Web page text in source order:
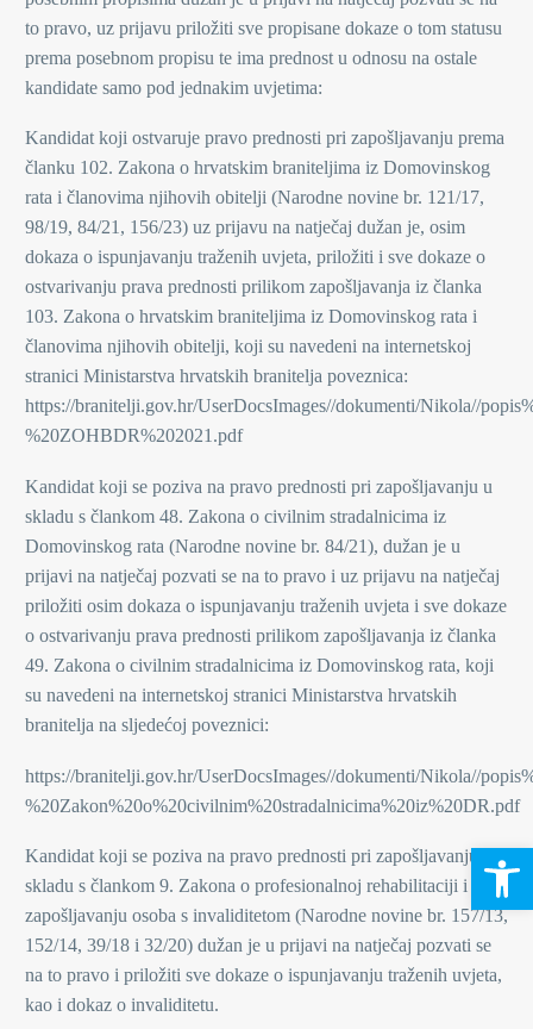
to pravo, uz prijavu priložiti sve propisane dokaze o tom statusu
prema posebnom propisu te ima prednost u odnosu na ostale
kandidate samo pod jednakim uvjetima:
Kandidat koji ostvaruje pravo prednosti pri zapošljavanju prema
članku 102. Zakona o hrvatskim braniteljima iz Domovinskog
rata i članovima njihovih obitelji (Narodne novine br. 121/17,
98/19, 84/21, 156/23) uz prijavu na natječaj dužan je, osim
dokaza o ispunjavanju traženih uvjeta, priložiti i sve dokaze o
ostvarivanju prava prednosti prilikom zapošljavanja iz članka
103. Zakona o hrvatskim braniteljima iz Domovinskog rata i
članovima njihovih obitelji, koji su navedeni na internetskoj
stranici Ministarstva hrvatskih branitelja poveznica:
https://branitelji.gov.hr/UserDocsImages//dokumenti/Nikola//
%20ZOHBDR%202021.pdf
Kandidat koji se poziva na pravo prednosti pri zapošljavanju u
skladu s člankom 48. Zakona o civilnim stradalnicima iz
Domovinskog rata (Narodne novine br. 84/21), dužan je u
prijavi na natječaj pozvati se na to pravo i uz prijavu na natječaj
priložiti osim dokaza o ispunjavanju traženih uvjeta i sve dokaze
o ostvarivanju prava prednosti prilikom zapošljavanja iz članka
49. Zakona o civilnim stradalnicima iz Domovinskog rata, koji
su navedeni na internetskoj stranici Ministarstva hrvatskih
branitelja na sljedećoj poveznici:
https://branitelji.gov.hr/UserDocsImages//dokumenti/Nikola//
%20Zakon%20o%20civilnim%20stradalnicima%20iz%20DR.pdf
Kandidat koji se poziva na pravo prednosti pri zapošljavanju u
skladu s člankom 9. Zakona o profesionalnoj rehabilitaciji i
zapošljavanju osoba s invaliditetom (Narodne novine br. 157/13,
152/14, 39/18 i 32/20) dužan je u prijavi na natječaj pozvati se
na to pravo i priložiti sve dokaze o ispunjavanju traženih uvjeta,
kao i dokaz o invaliditetu.